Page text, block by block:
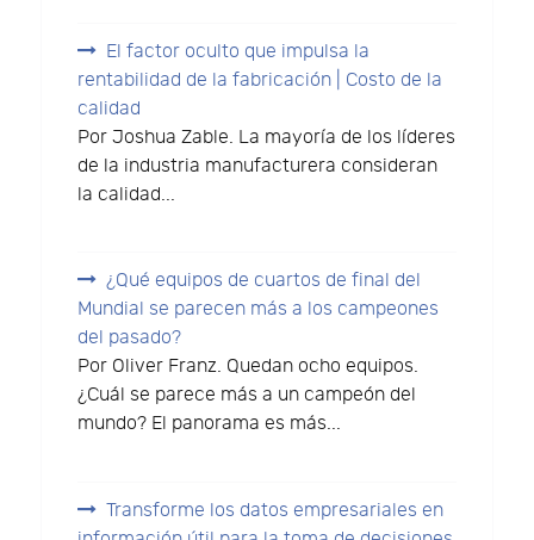
El factor oculto que impulsa la
rentabilidad de la fabricación | Costo de la
calidad
Por Joshua Zable. La mayoría de los líderes
de la industria manufacturera consideran
la calidad...
¿Qué equipos de cuartos de final del
Mundial se parecen más a los campeones
del pasado?
Por Oliver Franz. Quedan ocho equipos.
¿Cuál se parece más a un campeón del
mundo? El panorama es más...
Transforme los datos empresariales en